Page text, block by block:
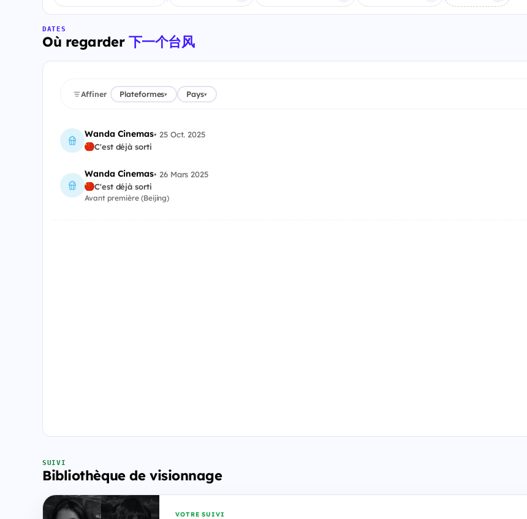
DATES
Où regarder 下一个台风
Affiner Plateformes▾ Pays▾
Wanda Cinemas• 25 Oct. 2025
C'est déjà sorti
Wanda Cinemas• 26 Mars 2025
C'est déjà sorti
Avant première (Beijing)
SUIVI
Bibliothèque de visionnage
VOTRE SUIVI